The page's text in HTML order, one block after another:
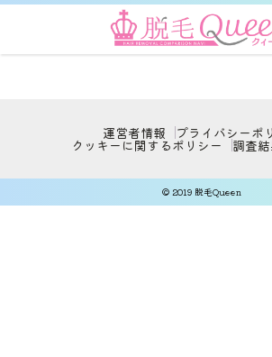
運営者情報 プライバシーポ
クッキーに関するポリシー 調査
© 2019 脱毛Queen